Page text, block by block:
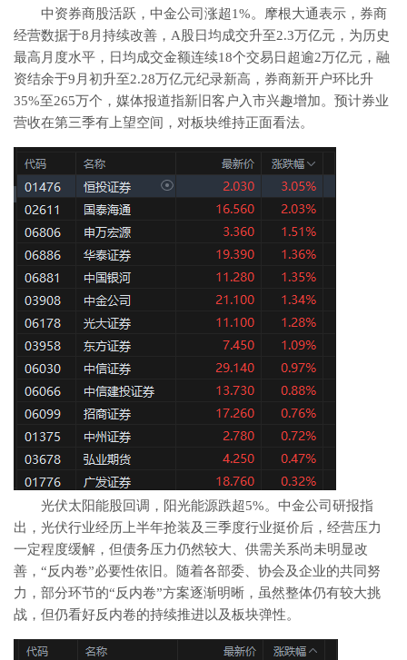
中资券商股活跃，中金公司涨超1%。摩根大通表示，券商
经营数据于8月持续改善，A股日均成交升至2.3万亿元，为历史
最高月度水平，日均成交金额连续18个交易日超逾2万亿元，融
资结余于9月初升至2.28万亿元纪录新高，券商新开户环比升
35%至265万个，媒体报道指新旧客户入市兴趣增加。预计券业
营收在第三季有上望空间，对板块维持正面看法。
光伏太阳能股回调，阳光能源跌超5%。中金公司研报指
出，光伏行业经历上半年抢装及三季度行业挺价后，经营压力
一定程度缓解，但债务压力仍然较大、供需关系尚未明显改
善，“反内卷”必要性依旧。随着各部委、协会及企业的共同努
力，部分环节的“反内卷”方案逐渐明晰，虽然整体仍有较大挑
战，但仍看好反内卷的持续推进以及板块弹性。